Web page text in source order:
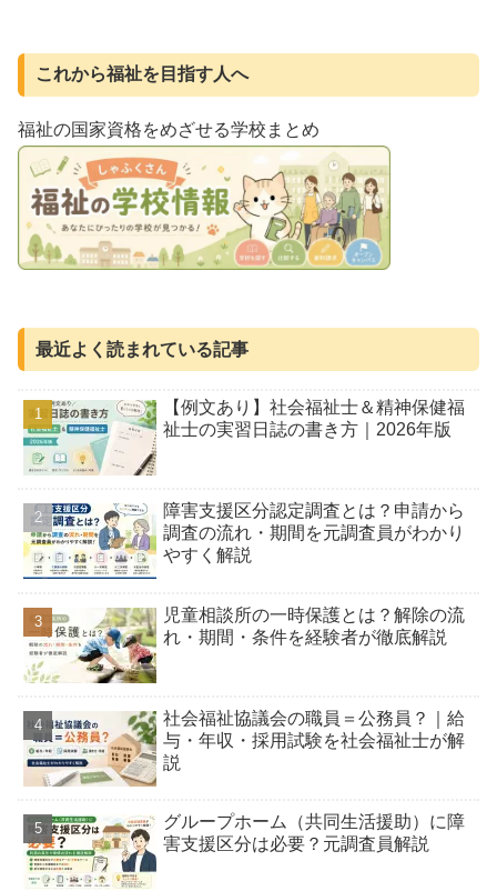
これから福祉を目指す人へ
福祉の国家資格をめざせる学校まとめ
最近よく読まれている記事
【例文あり】社会福祉士＆精神保健福
祉士の実習日誌の書き方｜2026年版
障害支援区分認定調査とは？申請から
調査の流れ・期間を元調査員がわかり
やすく解説
児童相談所の一時保護とは？解除の流
れ・期間・条件を経験者が徹底解説
社会福祉協議会の職員＝公務員？｜給
与・年収・採用試験を社会福祉士が解
説
グループホーム（共同生活援助）に障
害支援区分は必要？元調査員解説